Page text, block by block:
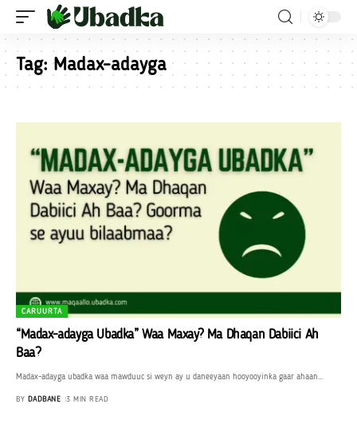
Tag:Madax-adayga
CARUURTA
“Madax-adayga Ubadka” Waa Maxay? Ma Dhaqan Dabiici Ah
Baa?
Madax-adayga ubadka waa mawduuc si weyn ay u daneeyaan hooyooyinka gaar ahaan…
BY DADBANE 3 MIN READ